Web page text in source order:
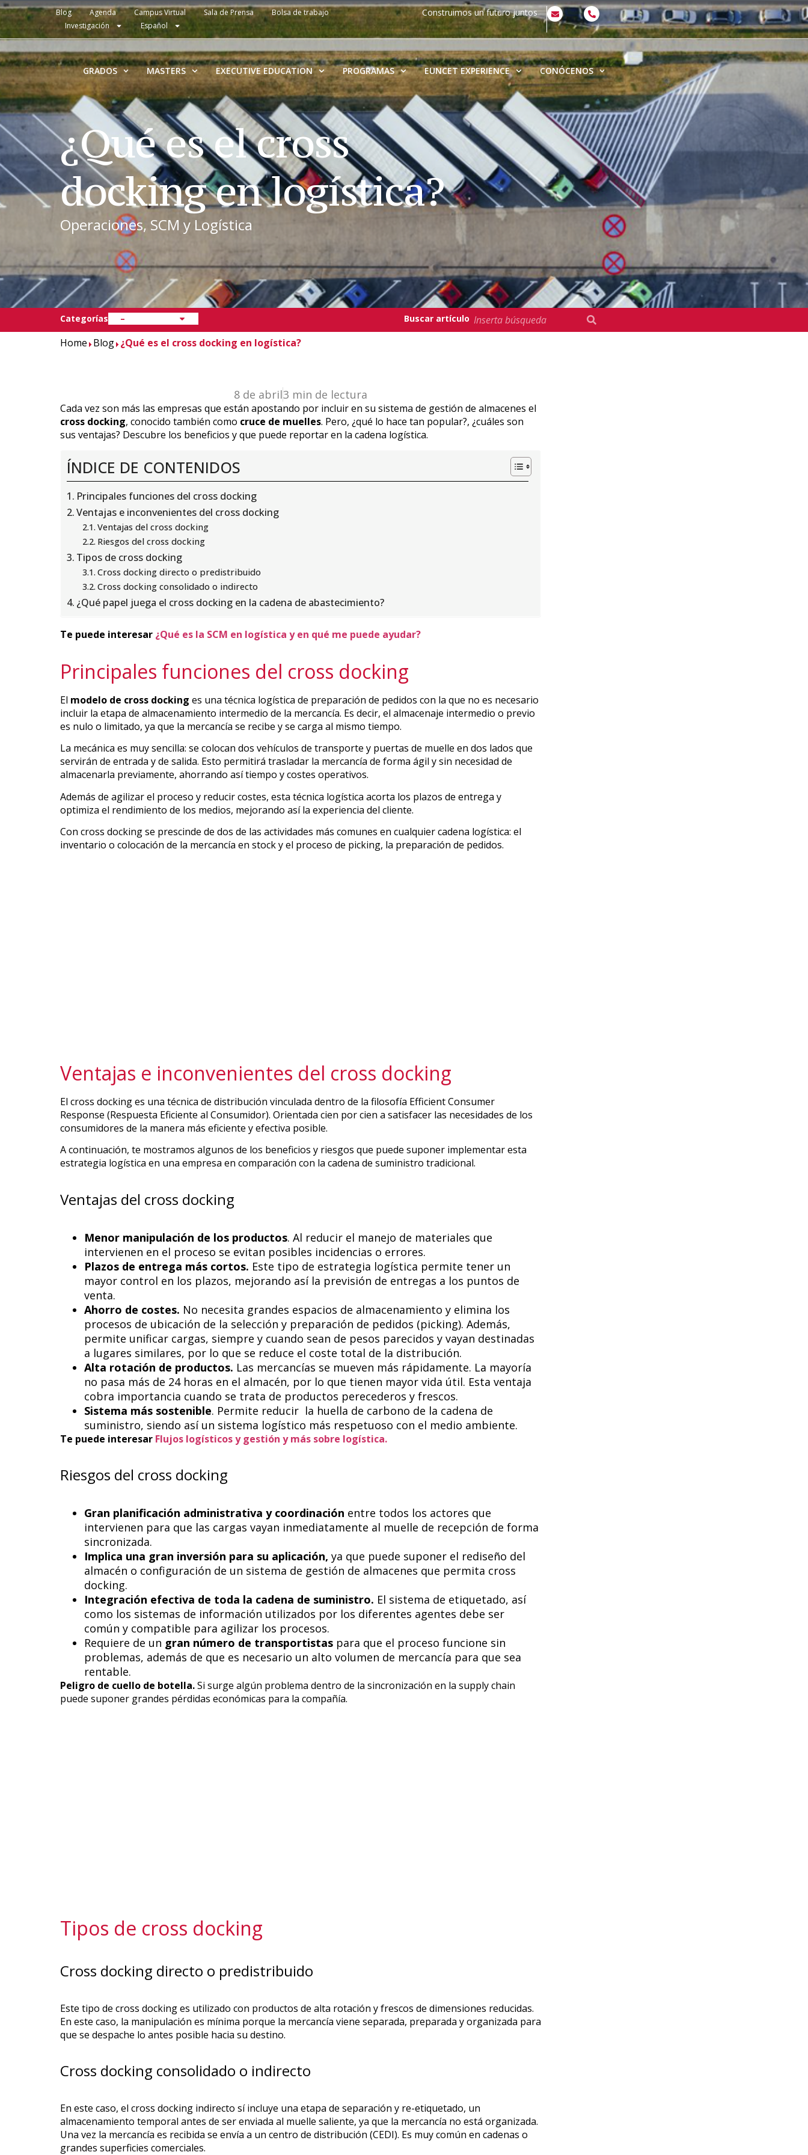
Blog Agenda Campus Virtual Sala de Prensa
Bolsa de trabajo
Investigación
Español
Construimos un futuro juntos
GRADOS MASTERS EXECUTIVE EDUCATION PROGRAMAS EUNCET EXPERIENCE CONÓCENOS
¿Qué es el cross
docking en logística?
Operaciones, SCM y Logística
Categorías – Buscar artículo
Home Blog ¿Qué es el cross docking en logística?
8 de abril3 min de lectura
Cada vez son más las empresas que están apostando por incluir en su sistema de gestión de almacenes el
cross docking, conocido también como cruce de muelles. Pero, ¿qué lo hace tan popular?, ¿cuáles son
sus ventajas? Descubre los beneficios y que puede reportar en la cadena logística.
ÍNDICE DE CONTENIDOS
Principales funciones del cross docking
Ventajas e inconvenientes del cross docking
Ventajas del cross docking
Riesgos del cross docking
Tipos de cross docking
Cross docking directo o predistribuido
Cross docking consolidado o indirecto
¿Qué papel juega el cross docking en la cadena de abastecimiento?
Te puede interesar ¿Qué es la SCM en logística y en qué me puede ayudar?
Principales funciones del cross docking
El modelo de cross docking es una técnica logística de preparación de pedidos con la que no es necesario
incluir la etapa de almacenamiento intermedio de la mercancía. Es decir, el almacenaje intermedio o previo
es nulo o limitado, ya que la mercancía se recibe y se carga al mismo tiempo.
La mecánica es muy sencilla: se colocan dos vehículos de transporte y puertas de muelle en dos lados que
servirán de entrada y de salida. Esto permitirá trasladar la mercancía de forma ágil y sin necesidad de
almacenarla previamente, ahorrando así tiempo y costes operativos.
Además de agilizar el proceso y reducir costes, esta técnica logística acorta los plazos de entrega y
optimiza el rendimiento de los medios, mejorando así la experiencia del cliente.
Con cross docking se prescinde de dos de las actividades más comunes en cualquier cadena logística: el
inventario o colocación de la mercancía en stock y el proceso de picking, la preparación de pedidos.
Ventajas e inconvenientes del cross docking
El cross docking es una técnica de distribución vinculada dentro de la filosofía Efficient Consumer
Response (Respuesta Eficiente al Consumidor). Orientada cien por cien a satisfacer las necesidades de los
consumidores de la manera más eficiente y efectiva posible.
A continuación, te mostramos algunos de los beneficios y riesgos que puede suponer implementar esta
estrategia logística en una empresa en comparación con la cadena de suministro tradicional.
Ventajas del cross docking
Menor manipulación de los productos. Al reducir el manejo de materiales que
intervienen en el proceso se evitan posibles incidencias o errores.
Plazos de entrega más cortos. Este tipo de estrategia logística permite tener un
mayor control en los plazos, mejorando así la previsión de entregas a los puntos de
venta.
Ahorro de costes. No necesita grandes espacios de almacenamiento y elimina los
procesos de ubicación de la selección y preparación de pedidos (picking). Además,
permite unificar cargas, siempre y cuando sean de pesos parecidos y vayan destinadas
a lugares similares, por lo que se reduce el coste total de la distribución.
Alta rotación de productos. Las mercancías se mueven más rápidamente. La mayoría
no pasa más de 24 horas en el almacén, por lo que tienen mayor vida útil. Esta ventaja
cobra importancia cuando se trata de productos perecederos y frescos.
Sistema más sostenible. Permite reducir la huella de carbono de la cadena de
suministro, siendo así un sistema logístico más respetuoso con el medio ambiente.
Te puede interesar Flujos logísticos y gestión y más sobre logística.
Riesgos del cross docking
Gran planificación administrativa y coordinación entre todos los actores que
intervienen para que las cargas vayan inmediatamente al muelle de recepción de forma
sincronizada.
Implica una gran inversión para su aplicación, ya que puede suponer el rediseño del
almacén o configuración de un sistema de gestión de almacenes que permita cross
docking.
Integración efectiva de toda la cadena de suministro. El sistema de etiquetado, así
como los sistemas de información utilizados por los diferentes agentes debe ser
común y compatible para agilizar los procesos.
Requiere de un gran número de transportistas para que el proceso funcione sin
problemas, además de que es necesario un alto volumen de mercancía para que sea
rentable.
Peligro de cuello de botella.Si surge algún problema dentro de la sincronización en la supply chain
puede suponer grandes pérdidas económicas para la compañía.
Tipos de cross docking
Cross docking directo o predistribuido
Este tipo de cross docking es utilizado con productos de alta rotación y frescos de dimensiones reducidas.
En este caso, la manipulación es mínima porque la mercancía viene separada, preparada y organizada para
que se despache lo antes posible hacia su destino.
Cross docking consolidado o indirecto
En este caso, el cross docking indirecto sí incluye una etapa de separación y re-etiquetado, un
almacenamiento temporal antes de ser enviada al muelle saliente, ya que la mercancía no está organizada.
Una vez la mercancía es recibida se envía a un centro de distribución (CEDI). Es muy común en cadenas o
grandes superficies comerciales.